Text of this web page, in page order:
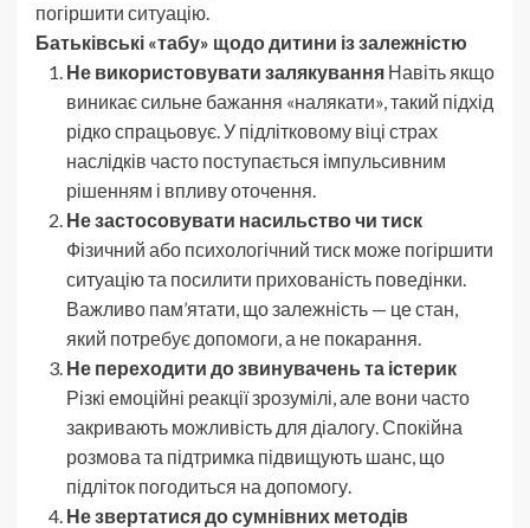
погіршити ситуацію.
Батьківські «табу» щодо дитини із залежністю
Не використовувати залякування Навіть якщо
виникає сильне бажання «налякати», такий підхід
рідко спрацьовує. У підлітковому віці страх
наслідків часто поступається імпульсивним
рішенням і впливу оточення.
Не застосовувати насильство чи тиск
Фізичний або психологічний тиск може погіршити
ситуацію та посилити прихованість поведінки.
Важливо пам’ятати, що залежність — це стан,
який потребує допомоги, а не покарання.
Не переходити до звинувачень та істерик
Різкі емоційні реакції зрозумілі, але вони часто
закривають можливість для діалогу. Спокійна
розмова та підтримка підвищують шанс, що
підліток погодиться на допомогу.
Не звертатися до сумнівних методів